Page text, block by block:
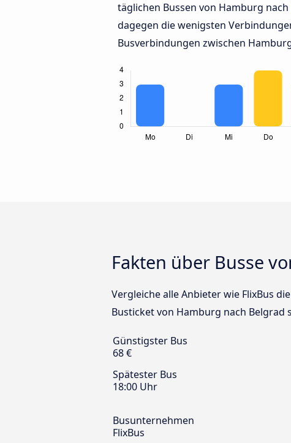
täglichen Bussen von Hamburg nach
dagegen die wenigsten
Busverbindungen zwischen
Fakten über Busse
Vergleiche alle Anbieter wie FlixBus
Busticket von Hamburg nach Belgrad
Günstigster Bus
68 €
Spätester Bus
18:00 Uhr
Busunternehmen
FlixBus